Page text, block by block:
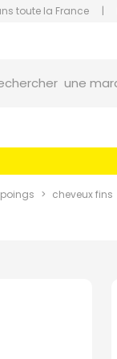
toute la France |
cheveux fins